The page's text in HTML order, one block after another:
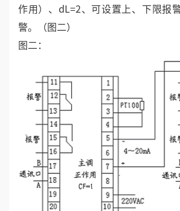
作用）、dL=2、可设置上、下限报
警。（图二）
图二：